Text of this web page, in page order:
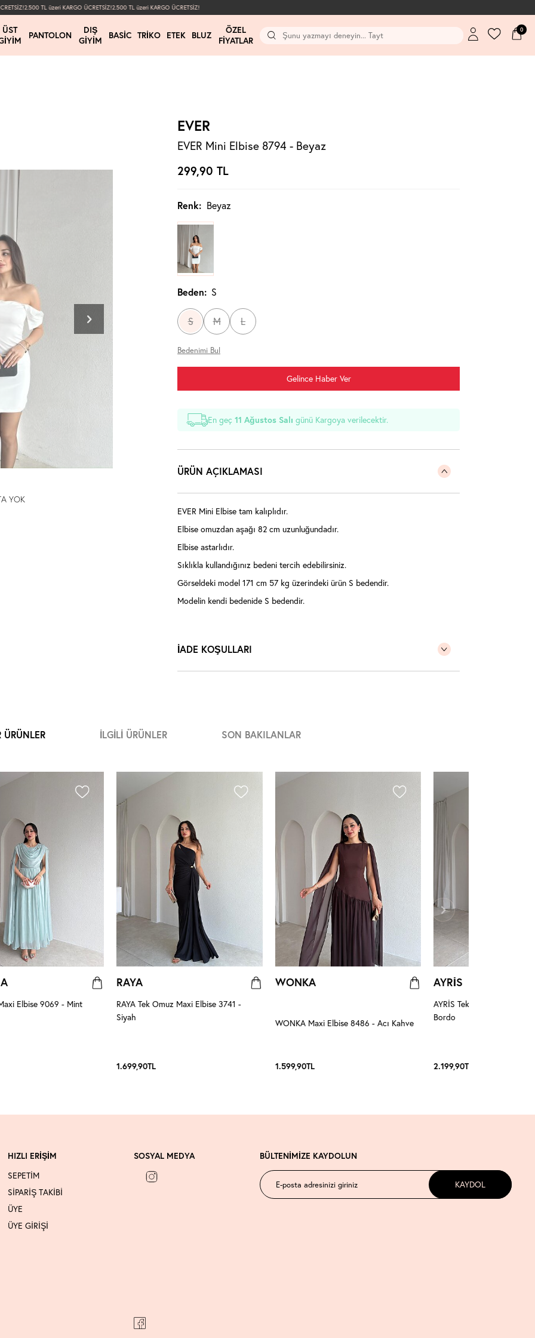
2.500 TL üzeri KARGO ÜCRETSİZ!2.500 TL üzeri KARGO ÜCRETSİZ!
ÜST
PANTOLON
DIŞ
GIYIM
BASIC TRIKO ETEK BLUZ
ÖZEL
FIYATLAR
0
YOK
EVER
EVER Mini Elbise 8794 - Beyaz
299,90 TL
Renk: Beyaz
Beden: S
S M L
Bedenimi Bul
Gelince Haber Ver
En geç11 Ağustos Salı günü Kargoya verilecektir.
ÜRÜN AÇIKLAMASI
EVER Mini Elbise tam kalıplıdır.
Elbise omuzdan aşağı 82 cm uzunluğundadır.
Elbise astarlıdır.
Sıklıkla kullandığınız bedeni tercih edebilirsiniz.
Görseldeki model 171 cm 57 kg üzerindeki ürün S bedendir.
Modelin kendi bedenide S bedendir.
İADE KOŞULLARI
ÜRÜNLER İLGILI ÜRÜNLER SON BAKILANLAR
Elbise 9069 - Mint
RAYA
RAYA Tek Omuz Maxi Elbise 3741 -
Siyah
1.699,90TL
WONKA
WONKA Maxi Elbise 8486 - Acı Kahve
1.599,90TL
AYRİS
AYRİS Tek Omuz Maxi
Bordo
2.199,90TL
HIZLI ERİŞİM
SEPETİM
SİPARİŞ TAKİBİ
ÜYE
ÜYE GİRİŞİ
SOSYAL MEDYA BÜLTENİMİZE KAYDOLUN
KAYDOL